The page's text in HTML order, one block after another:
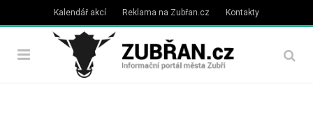
Kalendář akcí Reklama na Zubřan.cz Kontakty